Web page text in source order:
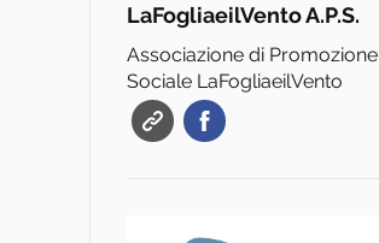
LaFogliaeilVento A.P.S.
Associazione di Promozione
Sociale LaFogliaeilVento